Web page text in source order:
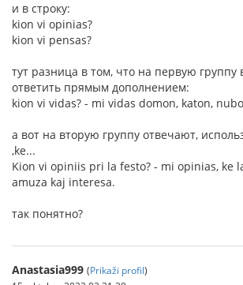
и в строку:
kion vi opinias?
kion vi pensas?
тут разница в том, что на первую
ответить прямым дополнением:
kion vi vidas? - mi vidas domon, katon,
а вот на вторую группу отвечают,
,ke...
Kion vi opiniis pri la festo? - mi opinias, ke
amuza kaj interesa.
так понятно?
Anastasia999 (Prikaži profil)